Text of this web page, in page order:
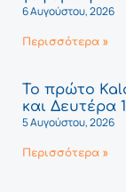
6 Αυγούστου, 2026
Περισσότερα »
Το πρώτο
και Δευτέρα
5 Αυγούστου, 2026
Περισσότερα »